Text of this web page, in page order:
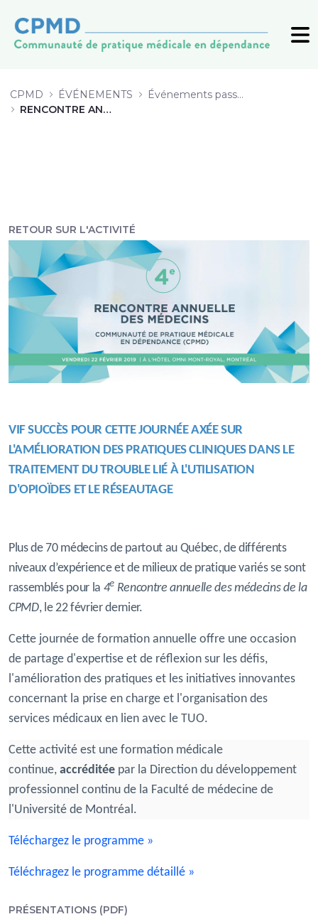
CPMD ÉVÉNEMENTS
Événements passés (archive)
RENCONTRE ANNUELLE 2019
RETOUR SUR L'ACTIVITÉ
VIF SUCCÈS POUR CETTE JOURNÉE AXÉE SUR
L'AMÉLIORATION DES PRATIQUESCLINIQUESDANS LE
TRAITEMENT DU TROUBLE LIÉ À L'UTILISATION
D'OPIOÏDES ET LE RÉSEAUTAGE
Plus de 70 médecins de partout au Québec, de différents
niveaux d’expérience et de milieux de pratique variés se sont
rassemblés pour la 4e Rencontre annuelle des médecins de la
CPMD, le 22 février dernier.
Cette journée de formation annuelle offre une occasion
de partage d'expertise et de réflexion sur les défis,
l'amélioration des pratiques et les initiatives innovantes
concernant la prise en charge et l'organisation des
services médicaux en lien avec le TUO.
Cette activité est une formation médicale
continue, accréditée par la Direction du développement
professionnel continu de la Faculté de médecine de
l'Université de Montréal.
Téléchargez le programme »
Téléchragez le programme détaillé »
PRÉSENTATIONS (PDF)